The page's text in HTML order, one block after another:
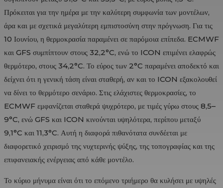
Πρόκειται για την ημέρα με την καλύτερη συμφωνία των μοντέλων,
άρα και με σχετικά μεγαλύτερη εμπιστοσύνη στην πρόγνωση. Για τις
10 Ιουνίου, η θερμοκρασία παραμένει σε παρόμοια επίπεδα. ECMWF
και GFS συμπίπτουν στους 32,2°C, ενώ το ICON επιμένει ελαφρώς
θερμότερο, στους 34,2°C. Το εύρος των 2°C παραμένει αποδεκτό και
δείχνει ότι η γενική τάση είναι σταθερή, αν και το ICON εξακολουθεί
να δίνει το θερμότερο σενάριο. Στις ελάχιστες θερμοκρασίες, το
ECMWF εμφανίζεται σταθερά ψυχρότερο, με τιμές γύρω στους 8,5–
9°C, ενώ GFS και ICON κινούνται υψηλότερα, περίπου μεταξύ
9,1°C και 11,3°C. Αυτή η διαφορά πιθανότατα συνδέεται με
διαφορετικό χειρισμό της νυχτερινής ψύξης, της τοπογραφίας και της
επιφανειακής ενέργειας από κάθε μοντέλο.
Το κύριο μήνυμα είναι ότι το επόμενο τριήμερο θα κυλήσει με υψηλές